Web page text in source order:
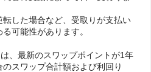
した場合など、受取りが支払い
可能性があります。
、最新のスワップポイントが1年
スワップ合計額および利回り